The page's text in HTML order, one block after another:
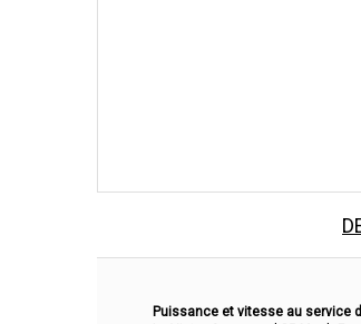
Puissance et vitesse au service